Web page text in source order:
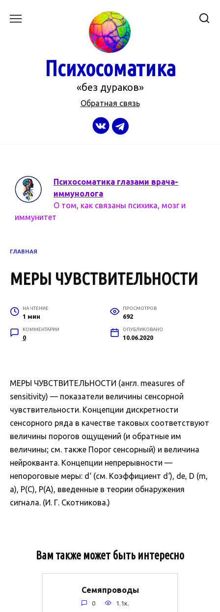
Психосоматика
«без дураков»
Обратная связь
Психосоматика глазами врача-
иммунолога
О том, как связаны психика, мозг и
иммунитет
ГЛАВНАЯ
МЕРЫ ЧУВСТВИТЕЛЬНОСТИ
НА ЧТЕНИЕ
1 мин
ПРОСМОТРОВ
692
КОММЕНТАРИИ
0
ОПУБЛИКОВАНО
10.06.2020
МЕРЫ ЧУВСТВИТЕЛЬНОСТИ (англ. measures of
sensitivity) — показатели величины сенсорной
чувствительности. Концепции дискретности
сенсорного ряда в качестве таковых соответствуют
величины порогов ощущений (и обратные им
величины; см. также Порог сенсорный) и величина
нейрокванта. Концепции непрерывности —
непороговые меры: d‘ (см. Коэффициент d‘), de, D (m,
a), P(C), P(A), введенные в теории обнаружения
сигнала. (И. Г. Скотникова.)
Вам также может быть интересно
Семяпроводы
0 1.1к.